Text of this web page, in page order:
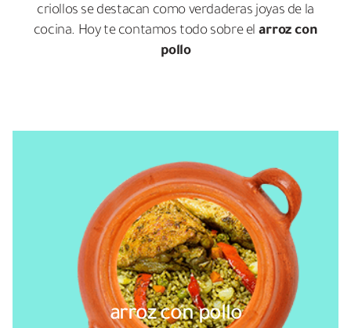
criollos se destacan como verdaderas joyas de la
cocina. Hoy te contamos todo sobre el arroz con
pollo
arroz con pollo